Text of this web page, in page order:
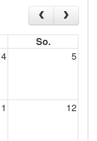
So.
4 5
12